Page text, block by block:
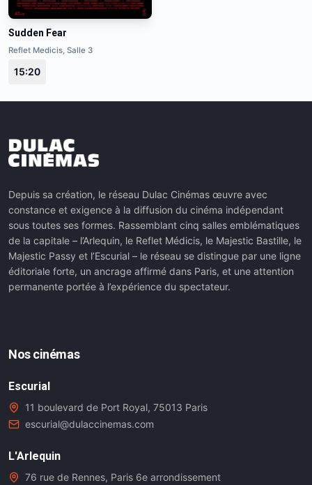
Sudden Fear
Reflet Medicis, Salle 3
15:20
Depuis sa création, le réseau Dulac Cinémas œuvre avec
constance et exigence à la diffusion du cinéma indépendant
sous toutes ses formes. Rassemblant cinq salles emblématiques
de la capitale – l’Arlequin, le Reflet Médicis, le Majestic Bastille, le
Majestic Passy et l’Escurial – le réseau se distingue par une ligne
éditoriale forte, un ancrage affirmé dans Paris, et une attention
permanente portée à l’expérience du spectateur.
Nos cinémas
Escurial
11 boulevard de Port Royal, 75013 Paris
escurial@dulaccinemas.com
L'Arlequin
76 rue de Rennes, Paris 6e arrondissement